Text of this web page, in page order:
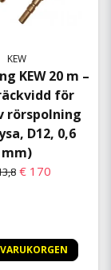
KEW
KEW 20 m –
för
rörspolning
D12, 0,6
mm)
€ 170